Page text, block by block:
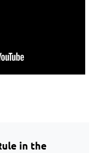
in the